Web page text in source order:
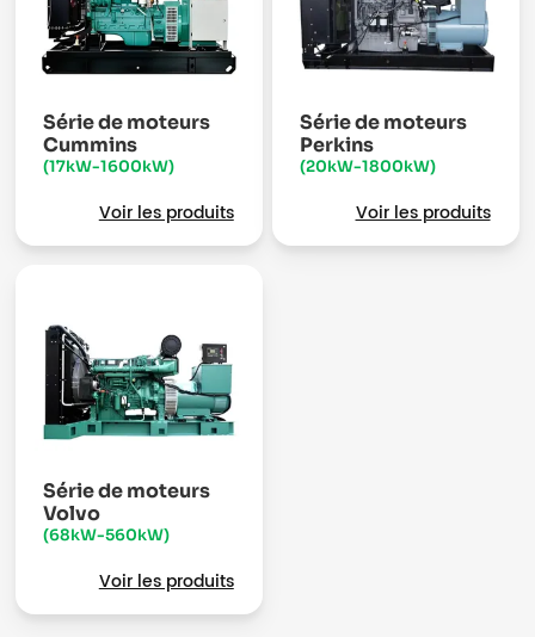
Série de moteurs
Cummins
(17kW-1600kW)
Voir les produits
Série de moteurs
Perkins
(20kW-1800kW)
Voir les produits
Série de moteurs
Volvo
(68kW-560kW)
Voir les produits